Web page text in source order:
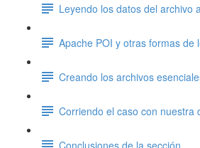
Leyendo los datos del archivo
Apache POI y otras formas de
Creando los archivos
Corriendo el caso con nuestra
Conclusiones de la sección